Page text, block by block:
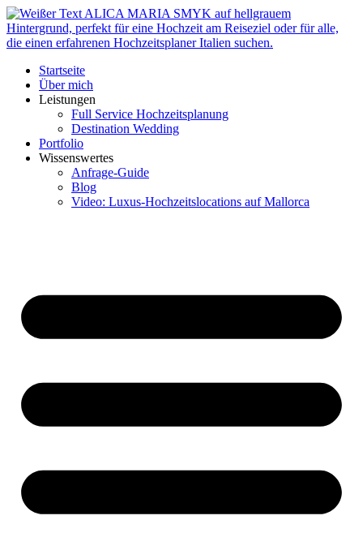
Zum
Inhalt
springen
Startseite
Über mich
Leistungen
Full Service Hochzeitsplanung
Destination Wedding
Portfolio
Wissenswertes
Anfrage-Guide
Blog
Video: Luxus-Hochzeitslocations auf Mallorca